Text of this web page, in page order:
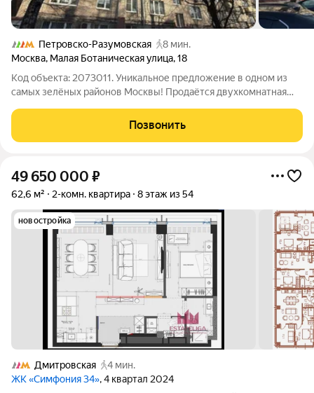
Петровско-Разумовская
8 мин.
Москва, Малая Ботаническая улица,18
Код объекта: 2073011. Уникальное предложение в одном из
самых зелёных районов Москвы! Продаётся двухкомнатная
Кирпичный дом 1958 года постройки отличается своей
надёжностью и долговечностью.
Позвонить
49 650 000 ₽
62,6 м² 2-комн. квартира 8 этаж из 54
новостройка
Дмитровская
4 мин.
ЖК «Симфония 34», 4 квартал 2024